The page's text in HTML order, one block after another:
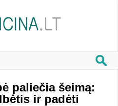
paliečia šeimą:
ir padėti